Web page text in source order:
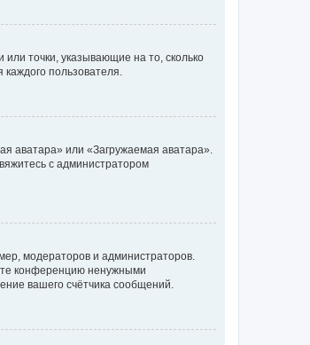
точки, указывающие на то, сколько
пользователя.
аватара» или «Загружаемая аватара».
с администратором
модераторов и администраторов.
конференцию ненужными
вашего счётчика сообщений.